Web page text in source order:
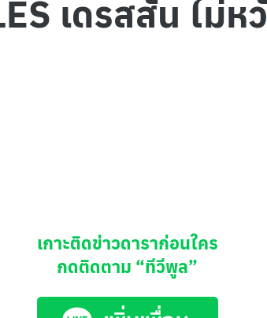
เดรสสั้น ไม่ห
เกาะติดข่าวดาราก่อนใคร
กดติดตาม “ทีวีพูล”